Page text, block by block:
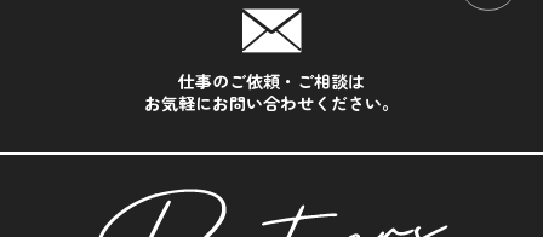
仕事のご依頼・ご相談は
お気軽にお問い合わせください。